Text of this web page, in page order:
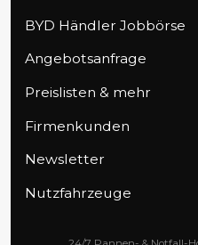
BYD Händler Jobbörse
Angebotsanfrage
Preislisten & mehr
Firmenkunden
Newsletter
Nutzfahrzeuge